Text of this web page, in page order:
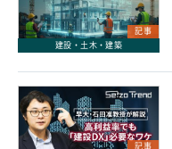
記事
建設・土木・建築
記事